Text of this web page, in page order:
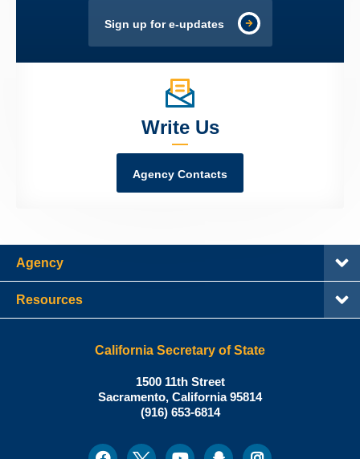
Sign up for e-updates
Write Us
Agency Contacts
Agency
Resources
California Secretary of State
Shirley
N.
Weber,
California
1500 11th Street
Sacramento, California95814
Office:
(916) 653-6814
FacebookTwitterYoutubeSnapchatInstagram